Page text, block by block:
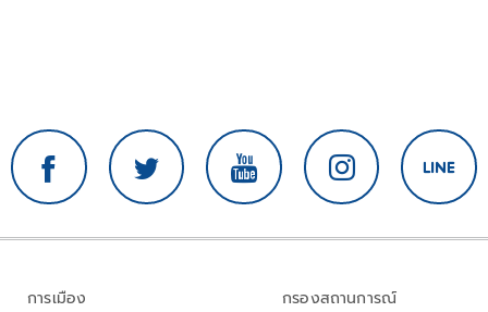
การเมือง
กรองสถานการณ์